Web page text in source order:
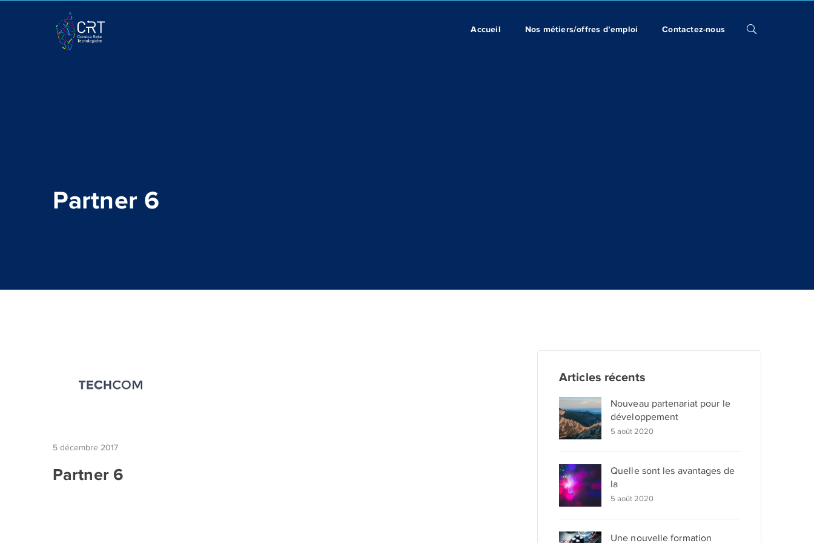
Accueil Nos métiers/offres d’emploi Contactez-nous
Partner 6
5 décembre 2017
Partner 6
Articles récents
Nouveau partenariat pour le
développement
5 août 2020
Quelle sont les avantages de
la
5 août 2020
Une nouvelle formation